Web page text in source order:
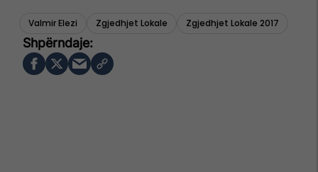
Valmir Elezi Zgjedhjet Lokale Zgjedhjet Lokale 2017